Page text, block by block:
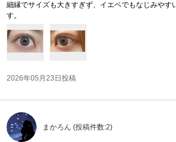
細縁でサイズも大きすぎず、イエベでもなじみやす
す。
2026年05月23日投稿
まかろん (投稿件数:2)